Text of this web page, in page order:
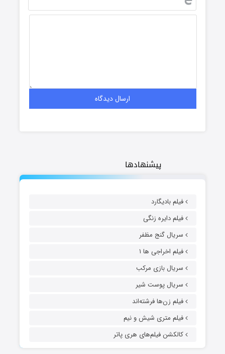
پیشنهادها
فیلم بادیگارد
فیلم دایره زنگی
سریال گنج مظفر
فیلم اخراجی ها ۱
سریال بازی مرکب
سریال پوست شیر
فیلم زن‌ها فرشته‌اند
فیلم متری شیش و نیم
کالکشن فیلم‌های هری پاتر